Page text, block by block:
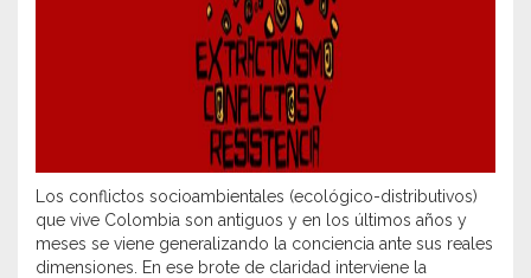
Los conflictos socioambientales (ecológico-distributivos)
que vive Colombia son antiguos y en los últimos años y
meses se viene generalizando la conciencia ante sus reales
dimensiones. En ese brote de claridad interviene la